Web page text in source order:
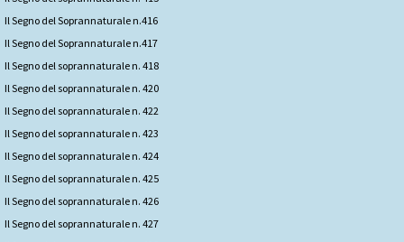
Il Segno del Soprannaturale n.416
Il Segno del Soprannaturale n.417
Il Segno del soprannaturale n. 418
Il Segno del soprannaturale n. 420
Il Segno del soprannaturale n. 422
Il Segno del soprannaturale n. 423
Il Segno del soprannaturale n. 424
Il Segno del soprannaturale n. 425
Il Segno del soprannaturale n. 426
Il Segno del soprannaturale n. 427